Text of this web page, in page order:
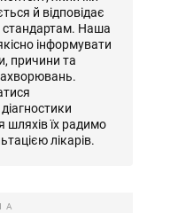
й відповідає
Наша
інформувати
причини та
шляхів їх радимо
лікарів.